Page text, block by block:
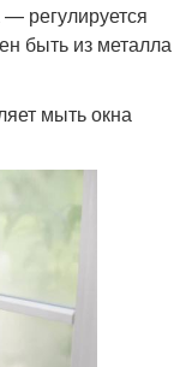
регулируется
быть из металла
мыть окна